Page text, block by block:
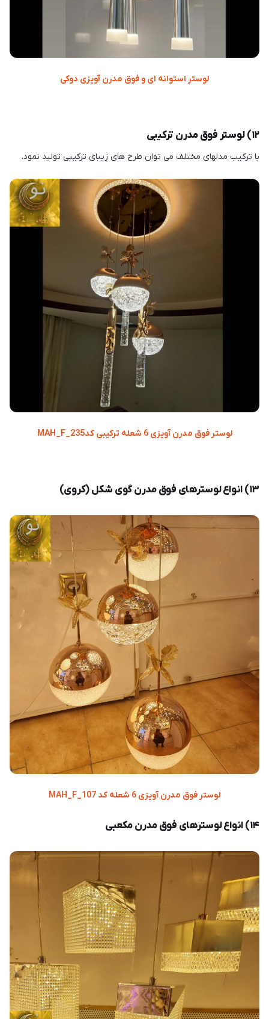
لوستر استوانه ای و فوق مدرن آویزی دوکی
۱۲) لوستر فوق مدرن ترکیبی
با ترکیب مدلهای مختلف می توان طرح های زیبای ترکیبی تولید نمود.
لوستر فوق مدرن آویزی 6 شعله ترکیبی کدMAH_F_235
۱۳) انواع لوسترهای فوق مدرن گوی شکل (کروی)
لوستر فوق مدرن آویزی 6 شعله کد MAH_F_107
۱۴) انواع لوسترهای فوق مدرن مکعبی